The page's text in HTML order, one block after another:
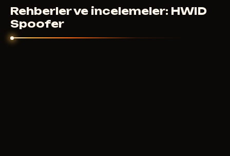
Rehberler ve incelemeler: HWID
Spoofer